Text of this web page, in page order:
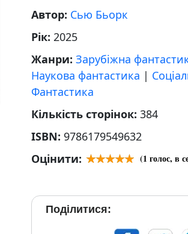
Автор: Сью Бьорк
Рік: 2025
Жанри: Зарубіжна
Наукова фантастика |
Фантастика
Кількість сторінок: 384
ISBN: 9786179549632
Оцінити:
(1 голос, в
Поділитися: